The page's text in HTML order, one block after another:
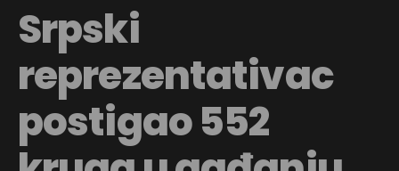
Srpski
reprezentativac
postigao 552